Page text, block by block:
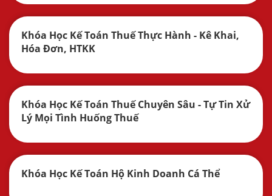
Khóa Học Kế Toán Thuế Thực Hành - Kê Khai,
Hóa Đơn, HTKK
Khóa Học Kế Toán Thuế Chuyên Sâu - Tự Tin Xử
Lý Mọi Tình Huống Thuế
Khóa Học Kế Toán Hộ Kinh Doanh Cá Thể